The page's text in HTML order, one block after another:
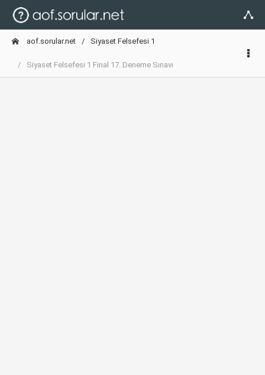
aof.sorular.net Siyaset Felsefesi 1
Siyaset Felsefesi 1 Final 17. Deneme Sınavı